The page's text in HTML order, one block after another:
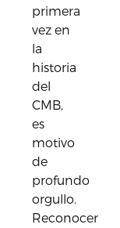
primera
vez en
la
historia
del
CMB,
es
motivo
de
profundo
orgullo.
Reconocer